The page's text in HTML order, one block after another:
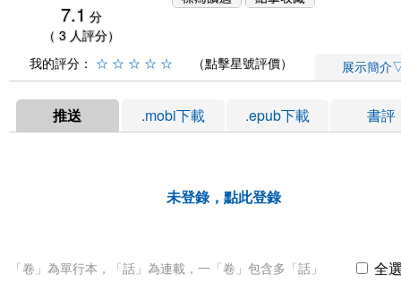
7.1 分
（ 3 人評分）
我的評分： ☆ ☆ ☆ ☆ ☆ （點擊星號評價） 展示簡介
推送 .mobi下載 .epub下載 書評
未登錄，點此登錄
「卷」為單行本，「話」為連載，一「卷」包含多「話」 全